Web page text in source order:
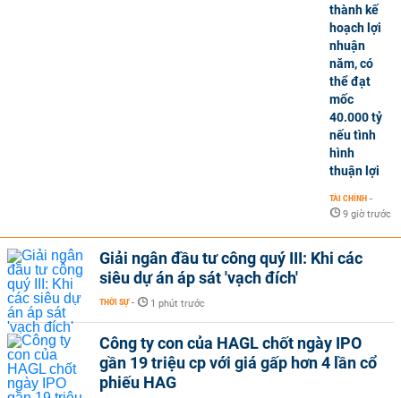
thành kế
hoạch lợi
nhuận
năm, có
thể đạt
mốc
40.000 tỷ
nếu tình
hình
thuận lợi
TÀI CHÍNH -
9 giờ trước
Giải ngân đầu tư công quý III: Khi các
siêu dự án áp sát 'vạch đích'
THỜI SỰ - 1 phút trước
Công ty con của HAGL chốt ngày IPO
gần 19 triệu cp với giá gấp hơn 4 lần cổ
phiếu HAG